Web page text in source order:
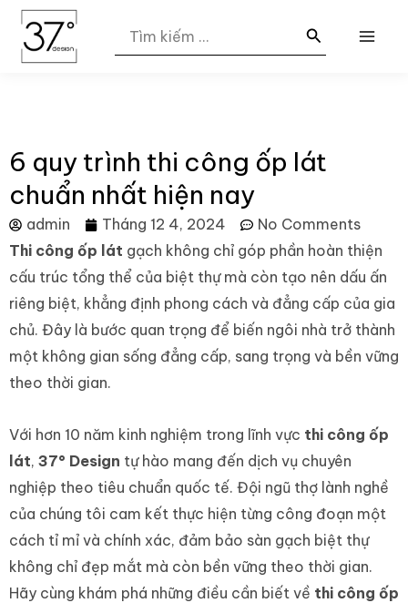
Nhảy
Search
for:
6 quy trình thi công ốp lát
chuẩn nhất hiện nay
admin Tháng 12 4, 2024
No Comments
Thi công ốp lát gạch không chỉ góp phần hoàn thiện
cấu trúc tổng thể của biệt thự mà còn tạo nên dấu ấn
riêng biệt, khẳng định phong cách và đẳng cấp của gia
chủ. Đây là bước quan trọng để biến ngôi nhà trở thành
một không gian sống đẳng cấp, sang trọng và bền vững
theo thời gian.
Với hơn 10 năm kinh nghiệm trong lĩnh vực thi công ốp
lát, 37° Design tự hào mang đến dịch vụ chuyên
nghiệp theo tiêu chuẩn quốc tế. Đội ngũ thợ lành nghề
của chúng tôi cam kết thực hiện từng công đoạn một
cách tỉ mỉ và chính xác, đảm bảo sàn gạch biệt thự
không chỉ đẹp mắt mà còn bền vững theo thời gian.
Hãy cùng khám phá những điều cần biết về thi công ốp